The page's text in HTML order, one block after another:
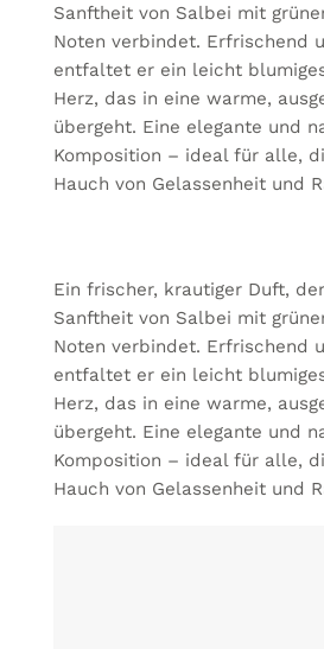
Sanftheit von Salbei mit
Noten verbindet. Erfrischend
entfaltet er ein leicht
Herz, das in eine warme,
übergeht. Eine elegante und
Komposition – ideal für alle,
Hauch von Gelassenheit und
Ein frischer, krautiger Duft,
Sanftheit von Salbei mit
Noten verbindet. Erfrischend
entfaltet er ein leicht
Herz, das in eine warme,
übergeht. Eine elegante und
Komposition – ideal für alle,
Hauch von Gelassenheit und